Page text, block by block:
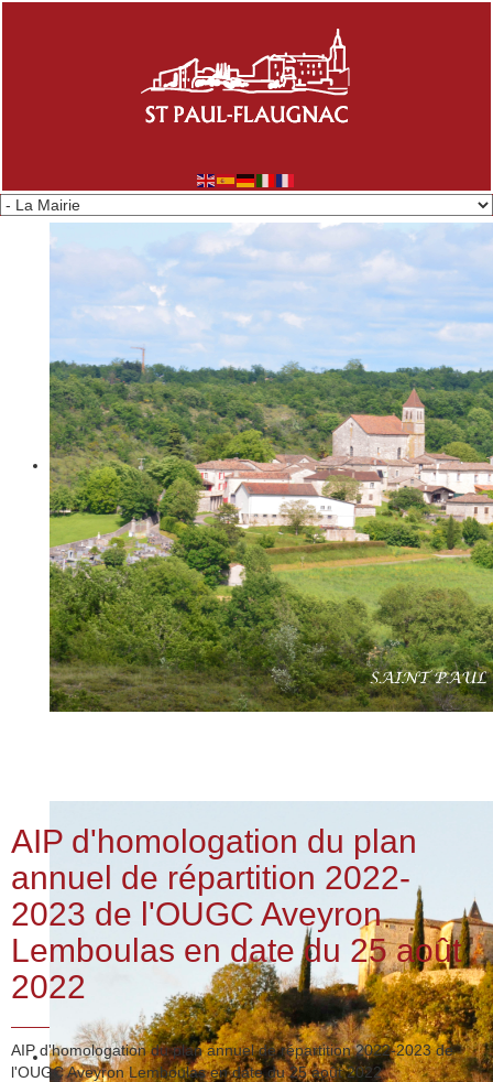
AIP d'homologation du plan
annuel de répartition 2022-
2023 de l'OUGC Aveyron
Lemboulas en date du 25 août
2022
AIP d'homologation du plan annuel de répartition 2022-2023 de
l'OUGC Aveyron Lemboulas en date du 25 août 2022